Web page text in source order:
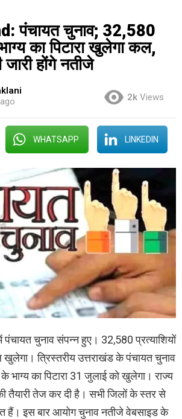
पंचायत चुनाव; 32,580
का पिटारा खुलेगा कल,
होंगे नतीजे
2k Views
WHATSAPP LINKEDIN
पंचायत चुनाव संपन्न हुए। 32,580 प्रत्याशियों
खुलेगा। त्रिस्तरीय उत्तराखंड के पंचायत चुनाव
भाग्य का पिटारा 31 जुलाई को खुलेगा। राज्य
तैयारी तेज कर दी है। सभी जिलों के स्तर से
हैं। इस बार आयोग चुनाव नतीजे वेबसाइड के